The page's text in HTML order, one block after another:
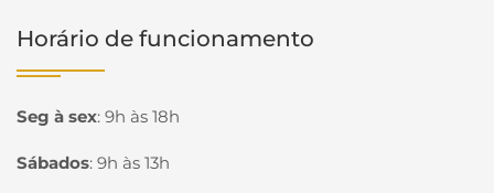
Horário de funcionamento
Seg à sex: 9h às 18h
Sábados: 9h às 13h